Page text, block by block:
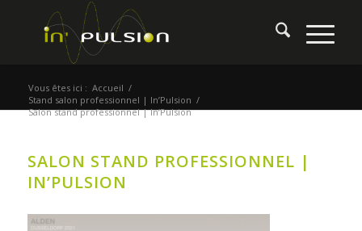
Vous êtes ici : Accueil /
Stand salon professionnel | In’Pulsion /
Salon stand professionnel | In’Pulsion
SALON STAND PROFESSIONNEL |
IN’PULSION